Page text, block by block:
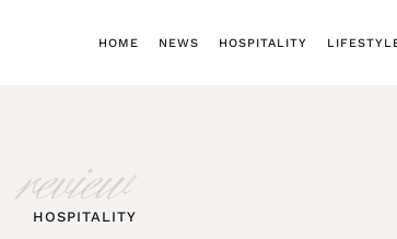
HOME NEWS HOSPITALITY
review
HOSPITALITY